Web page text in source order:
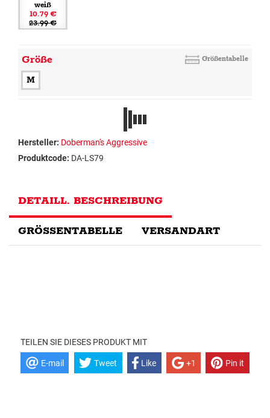
weiß
10.79 €
23.99 €
Größe Größentabelle
M
Hersteller: Doberman's Aggressive
Produktcode: DA-LS79
DETAILL. BESCHREIBUNG
GRÖSSENTABELLE VERSANDART
TEILEN SIE DIESES PRODUKT MIT
E-mail Tweet Like +1 Pin it